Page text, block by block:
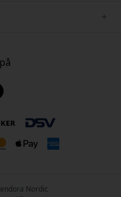
Nordic